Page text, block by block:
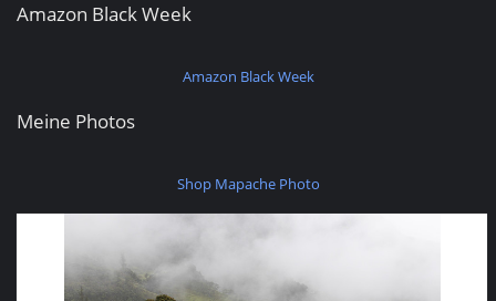
Amazon Black Week
Amazon Black Week
Meine Photos
Shop Mapache Photo